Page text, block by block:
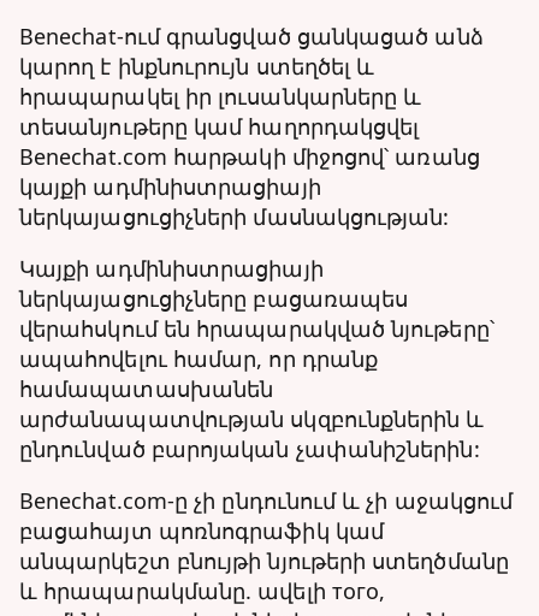
Benechat-ում գրանցված ցանկացած անձ
կարող է ինքնուրույն ստեղծել և
հրապարակել իր լուսանկարները և
տեսանյութերը կամ հաղորդակցվել
Benechat.com հարթակի միջոցով՝ առանց
կայքի ադմինիստրացիայի
ներկայացուցիչների մասնակցության:
Կայքի ադմինիստրացիայի
ներկայացուցիչները բացառապես
վերահսկում են հրապարակված նյութերը՝
ապահովելու համար, որ դրանք
համապատասխանեն
արժանապատվության սկզբունքներին և
ընդունված բարոյական չափանիշներին:
Benechat.com-ը չի ընդունում և չի աջակցում
բացահայտ պոռնոգրաֆիկ կամ
անպարկեշտ բնույթի նյութերի ստեղծմանը
և հրապարակմանը. ավելի того,